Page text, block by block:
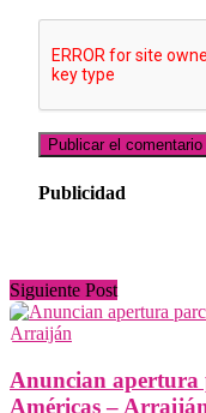
Publicidad
Siguiente Post
Anuncian apertura
Américas –